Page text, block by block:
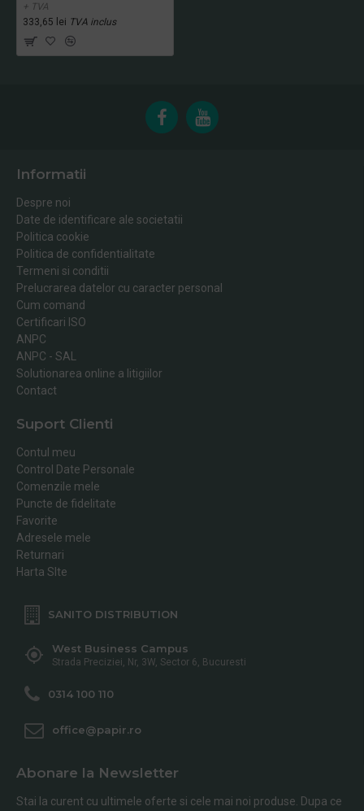
+ TVA
333,65 lei TVA inclus
Informatii
Despre noi
Date de identificare ale societatii
Politica cookie
Politica de confidentialitate
Termeni si conditii
Prelucrarea datelor cu caracter personal
Cum comand
Certificari ISO
ANPC
ANPC - SAL
Solutionarea online a litigiilor
Contact
Suport Clienti
Contul meu
Control Date Personale
Comenzile mele
Puncte de fidelitate
Favorite
Adresele mele
Returnari
Harta SIte
SANITO DISTRIBUTION
West Business Campus
Strada Preciziei, Nr, 3W, Sector 6, Bucuresti
0314 100 110
office@papir.ro
Abonare la Newsletter
Stai la curent cu ultimele oferte si cele mai noi produse. Dupa ce